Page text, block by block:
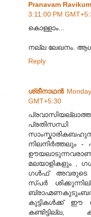
Pranavam
3:11:00 PM
കൊള്ളാം...
നല്ല ലേഖനം.
Reply
ശ്രീനാഥന്‍
GMT+5:30
പ്രതിസന്ധി
നിലനിര്‍ത്തലും -
ഊയലാടുന്നവരാണ്
മലയാളികളും ,
ഗള്‍ഫ് അവരുടെ
സ്പര്‍
കുട്ടികള്‍ക്ക് ഈ
കണ്ടിട്ടില്ല,